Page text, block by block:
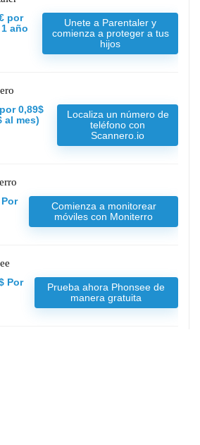
por
año
Unete a Parentaler y
comienza a proteger a tus
hijos
0,89$
al mes)
Localiza un número de
teléfono con
Scannero.io
Comienza a monitorear
móviles con Moniterro
Por
Prueba ahora Phonsee de
manera gratuita